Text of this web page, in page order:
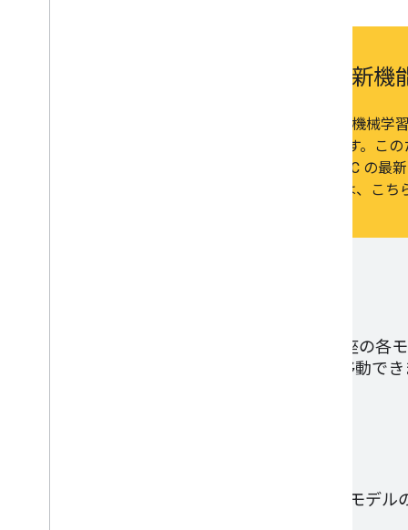
ML 集中講座の新機
2018 年以降、世界中の何百万人ものユーザーが、機械学
る方法について、機械学習集中講座で学んでいます。こ
し、インタラクティブな学習に重点を置いた MLCC の最
た。新しく改良された MLCC について詳しくは、こち
機械学習集中講座の各
トピックに直接移動で
これらのモジュールでは、回帰モデルと分類モデル